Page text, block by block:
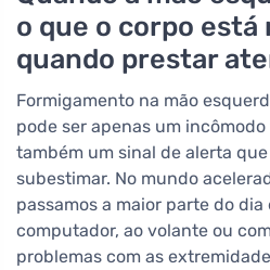
o que o corpo está
quando prestar
Formigamento na mão
pode ser apenas um
também um sinal de alerta
subestimar. No mundo
passamos a maior parte do
computador, ao volante ou
problemas com as